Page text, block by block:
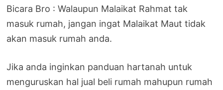
Bicara Bro : Walaupun Malaikat Rahmat tak
masuk rumah, jangan ingat Malaikat Maut tidak
akan masuk rumah anda.
Jika anda inginkan panduan hartanah untuk
menguruskan hal jual beli rumah mahupun rumah